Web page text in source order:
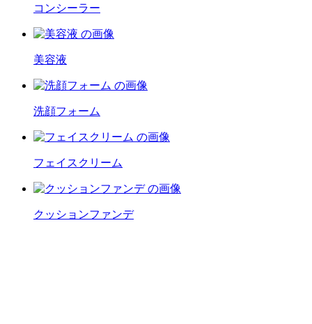
コンシーラー
美容液
洗顔フォーム
フェイスクリーム
クッションファンデ